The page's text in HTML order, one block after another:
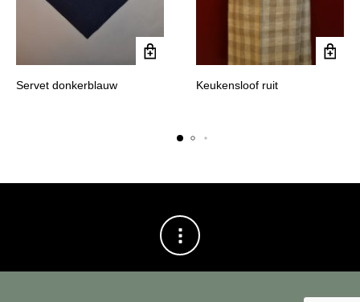
Servet donkerblauw Keukensloof ruit